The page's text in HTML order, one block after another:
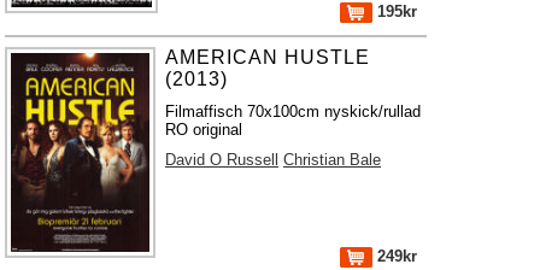
195kr
AMERICAN HUSTLE
(2013)
Filmaffisch 70x100cm nyskick/rullad
RO original
David O Russell
Christian Bale
249kr